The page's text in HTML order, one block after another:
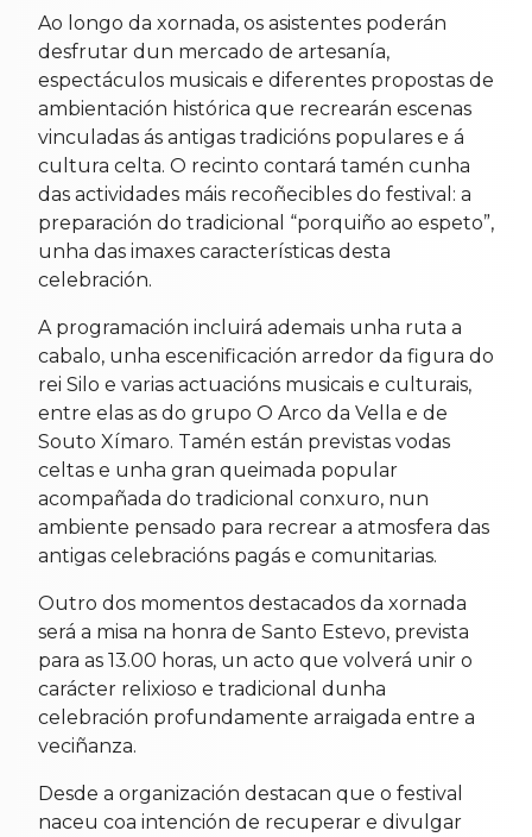
Ao longo da xornada, os asistentes poderán
desfrutar dun mercado de artesanía,
espectáculos musicais e diferentes propostas de
ambientación histórica que recrearán escenas
vinculadas ás antigas tradicións populares e á
cultura celta. O recinto contará tamén cunha
das actividades máis recoñecibles do festival: a
preparación do tradicional “porquiño ao espeto”,
unha das imaxes características desta
celebración.
A programación incluirá ademais unha ruta a
cabalo, unha escenificación arredor da figura do
rei Silo e varias actuacións musicais e culturais,
entre elas as do grupo O Arco da Vella e de
Souto Xímaro. Tamén están previstas vodas
celtas e unha gran queimada popular
acompañada do tradicional conxuro, nun
ambiente pensado para recrear a atmosfera das
antigas celebracións pagás e comunitarias.
Outro dos momentos destacados da xornada
será a misa na honra de Santo Estevo, prevista
para as 13.00 horas, un acto que volverá unir o
carácter relixioso e tradicional dunha
celebración profundamente arraigada entre a
veciñanza.
Desde a organización destacan que o festival
naceu coa intención de recuperar e divulgar